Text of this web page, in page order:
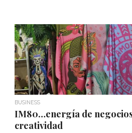
BUSINESS
IM80…energía de
creatividad